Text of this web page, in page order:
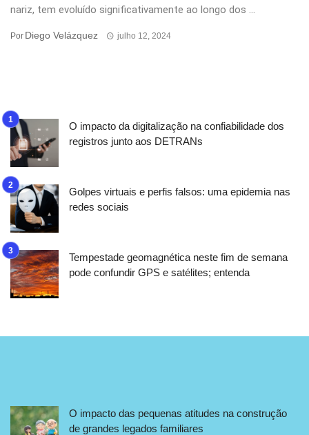
nariz, tem evoluído significativamente ao longo dos ...
Por Diego Velázquez julho 12, 2024
O impacto da digitalização na confiabilidade dos
registros junto aos DETRANs
Golpes virtuais e perfis falsos: uma epidemia nas
redes sociais
Tempestade geomagnética neste fim de semana
pode confundir GPS e satélites; entenda
O impacto das pequenas atitudes na construção
de grandes legados familiares